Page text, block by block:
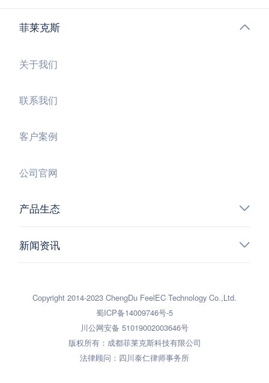
菲莱克斯
关于我们
联系我们
客户案例
公司官网
产品生态
新闻资讯
Copyright 2014-2023 ChengDu FeelEC Technology Co.,Ltd.
蜀ICP备14009746号-5
川公网安备 51019002003646号
版权所有：成都菲莱克斯科技有限公司
法律顾问：四川泰仁律师事务所